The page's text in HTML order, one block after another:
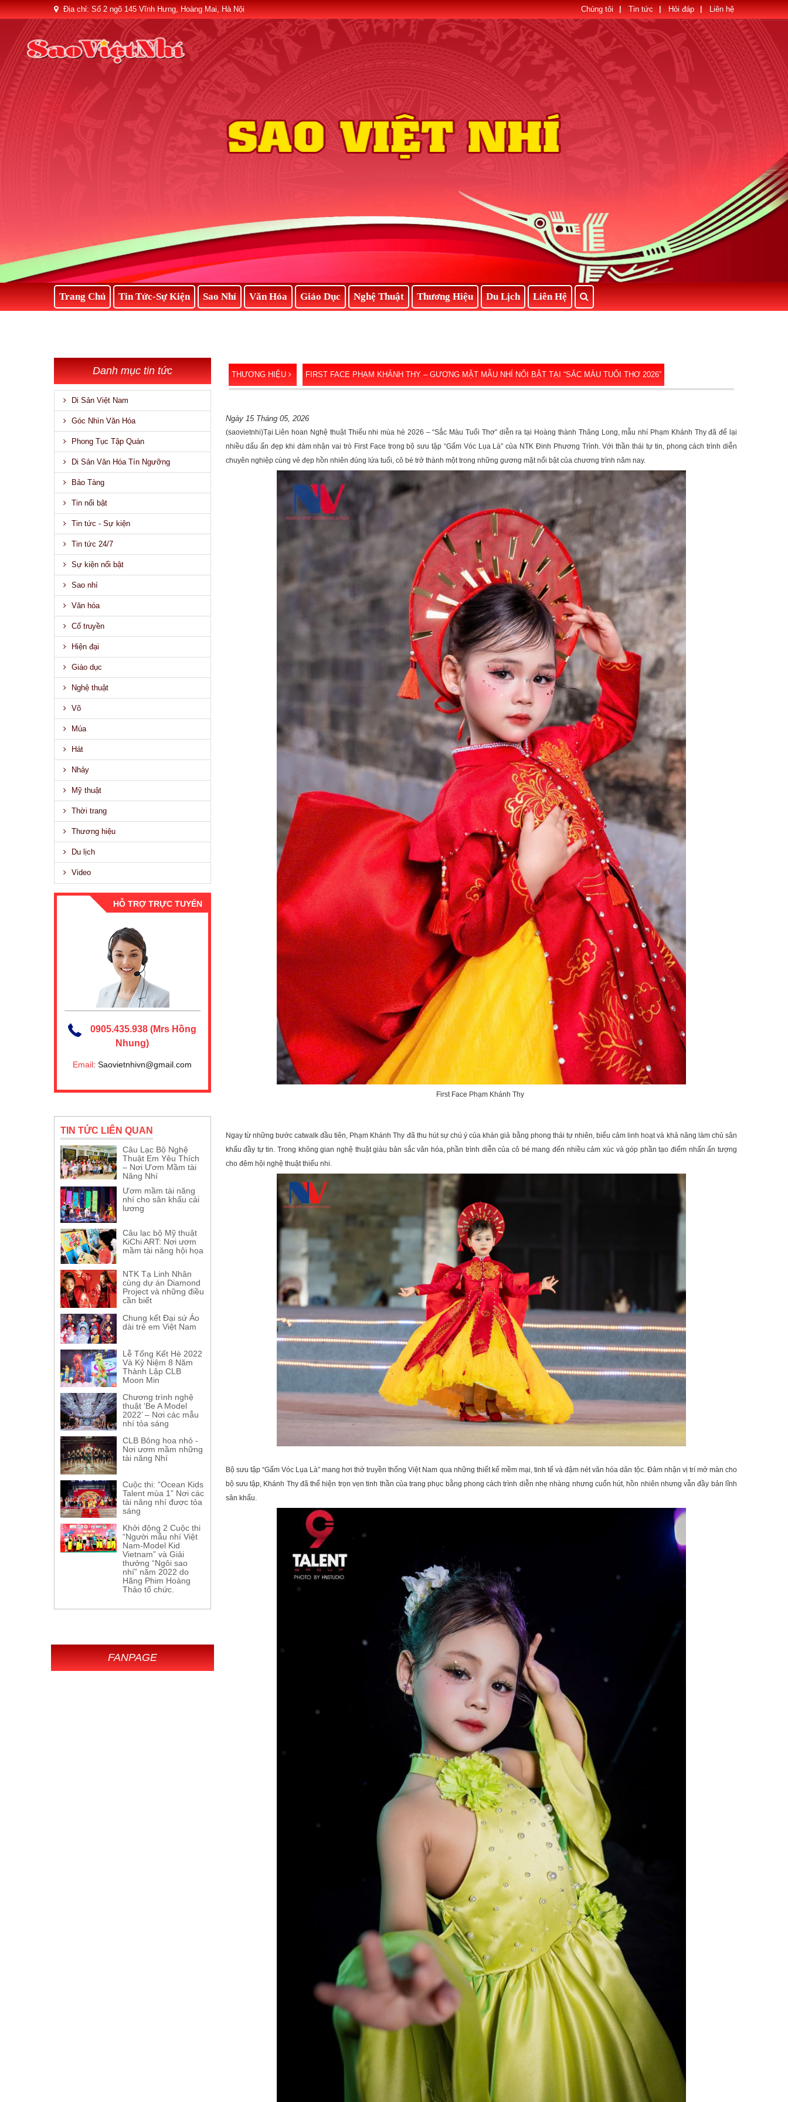
Địa chỉ: Số 2 ngõ 145 Vĩnh Hưng, Hoàng Mai, Hà Nội Chúng tôi Tin tức Hỏi đáp Liên hệ
Trang Chủ Tin Tức-Sự Kiện Sao Nhí Văn Hóa Giáo Dục Nghệ Thuật Thương Hiệu Du Lịch Liên Hệ
Danh mục tin tức
Di Sản Việt Nam
Góc Nhìn Văn Hóa
Phong Tục Tập Quán
Di Sản Văn Hóa Tín Ngưỡng
Bảo Tàng
Tin nổi bật
Tin tức - Sự kiện
Tin tức 24/7
Sự kiện nổi bật
Sao nhí
Văn hóa
Cổ truyền
Hiện đại
Giáo dục
Nghệ thuật
Võ
Múa
Hát
Nhảy
Mỹ thuật
Thời trang
Thương hiệu
Du lịch
Video
HỖ TRỢ TRỰC TUYẾN
0905.435.938 (Mrs Hồng
Nhung)
Email: Saovietnhivn@gmail.com
TIN TỨC LIÊN QUAN
Câu Lạc Bộ Nghệ
Thuật Em Yêu Thích
– Nơi Ươm Mầm tài
Năng Nhí
Ươm mầm tài năng
nhí cho sân khấu cải
lương
Câu lạc bộ Mỹ thuật
KiChi ART: Nơi ươm
mầm tài năng hội họa
NTK Tạ Linh Nhân
cùng dự án Diamond
Project và những điều
cần biết
Chung kết Đại sứ Áo
dài trẻ em Việt Nam
Lễ Tổng Kết Hè 2022
Và Kỷ Niệm 8 Năm
Thành Lập CLB
Moon Min
Chương trình nghệ
thuật ‘Be A Model
2022’ – Nơi các mẫu
nhí tỏa sáng
CLB Bông hoa nhỏ -
Nơi ươm mầm những
tài năng Nhí
Cuộc thi: “Ocean Kids
Talent mùa 1” Nơi các
tài năng nhí được tỏa
sáng
Khởi động 2 Cuộc thi
“Người mẫu nhí Việt
Nam-Model Kid
Vietnam” và Giải
thưởng “Ngôi sao
nhí” năm 2022 do
Hãng Phim Hoàng
Thảo tổ chức.
FANPAGE
THƯƠNG HIỆU FIRST FACE PHẠM KHÁNH THY – GƯƠNG MẶT MẪU NHÍ NỔI BẬT TẠI “SẮC MÀU TUỔI THƠ 2026”
Ngày 15 Tháng 05, 2026
(saovietnhi)Tại Liên hoan Nghệ thuật Thiếu nhi mùa hè 2026 – “Sắc Màu Tuổi Thơ” diễn ra tại Hoàng thành Thăng Long, mẫu nhí Phạm Khánh Thy đã để lại
nhiều dấu ấn đẹp khi đảm nhận vai trò First Face trong bộ sưu tập “Gấm Vóc Lụa Là” của NTK Đinh Phương Trình. Với thần thái tự tin, phong cách trình diễn
chuyên nghiệp cùng vẻ đẹp hồn nhiên đúng lứa tuổi, cô bé trở thành một trong những gương mặt nổi bật của chương trình năm nay.
First Face Phạm Khánh Thy
Ngay từ những bước catwalk đầu tiên, Phạm Khánh Thy đã thu hút sự chú ý của khán giả bằng phong thái tự nhiên, biểu cảm linh hoạt và khả năng làm chủ sân
khấu đầy tự tin. Trong không gian nghệ thuật giàu bản sắc văn hóa, phần trình diễn của cô bé mang đến nhiều cảm xúc và góp phần tạo điểm nhấn ấn tượng
cho đêm hội nghệ thuật thiếu nhi.
Bộ sưu tập “Gấm Vóc Lụa Là” mang hơi thở truyền thống Việt Nam qua những thiết kế mềm mại, tinh tế và đậm nét văn hóa dân tộc. Đảm nhận vị trí mở màn cho
bộ sưu tập, Khánh Thy đã thể hiện trọn vẹn tinh thần của trang phục bằng phong cách trình diễn nhẹ nhàng nhưng cuốn hút, hồn nhiên nhưng vẫn đầy bản lĩnh
sân khấu.